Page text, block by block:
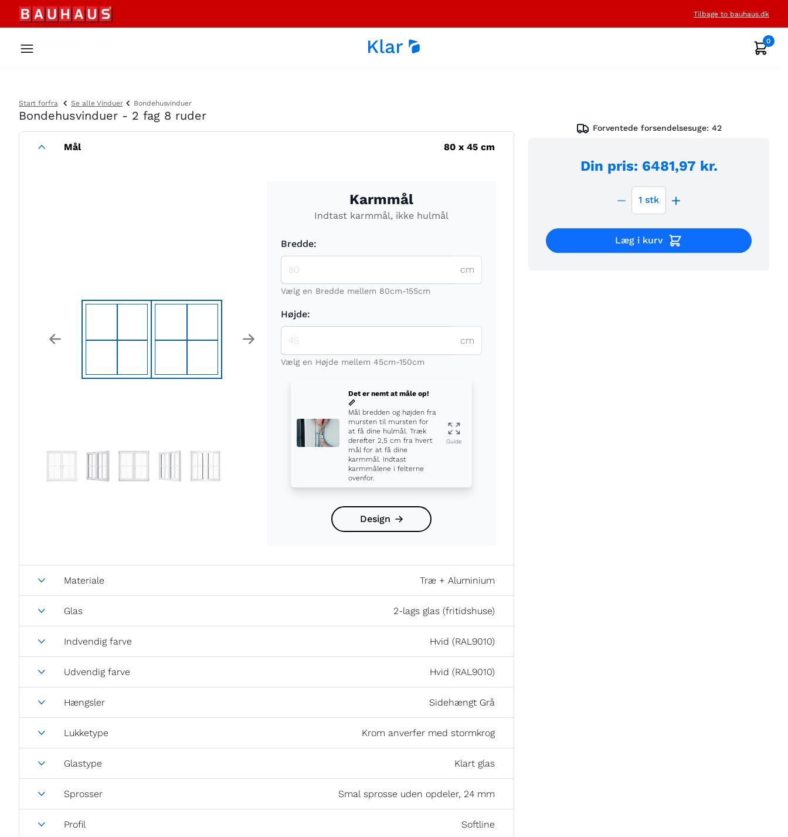
Tilbage to bauhaus.dk
0
Start forfra Se alle Vinduer Bondehusvinduer
Bondehusvinduer - 2 fag 8 ruder
Mål 80 x45 cm
Previous Next
Karmmål
Indtast karmmål, ikke hulmål
Bredde:
cm
Vælg en Bredde mellem 80cm-155cm
Højde:
cm
Vælg en Højde mellem 45cm-150cm
Det er nemt at måle op!
📏
Mål bredden og højden fra
mursten til mursten for
at få dine hulmål. Træk
derefter 2,5 cm fra hvert
mål for at få dine
karmmål. Indtast
karmmålene i felterne
ovenfor.
Guide
Design
Materiale Træ + Aluminium
Glas 2-lags glas (fritidshuse)
Indvendig farve Hvid (RAL9010)
Udvendig farve Hvid (RAL9010)
Hængsler Sidehængt Grå
Lukketype Krom anverfer med stormkrog
Glastype Klart glas
Sprosser Smal sprosse uden opdeler, 24 mm
Profil Softline
Forventede forsendelsesuge: 42
Din pris: 6481,97 kr.
1 stk
Læg i kurv